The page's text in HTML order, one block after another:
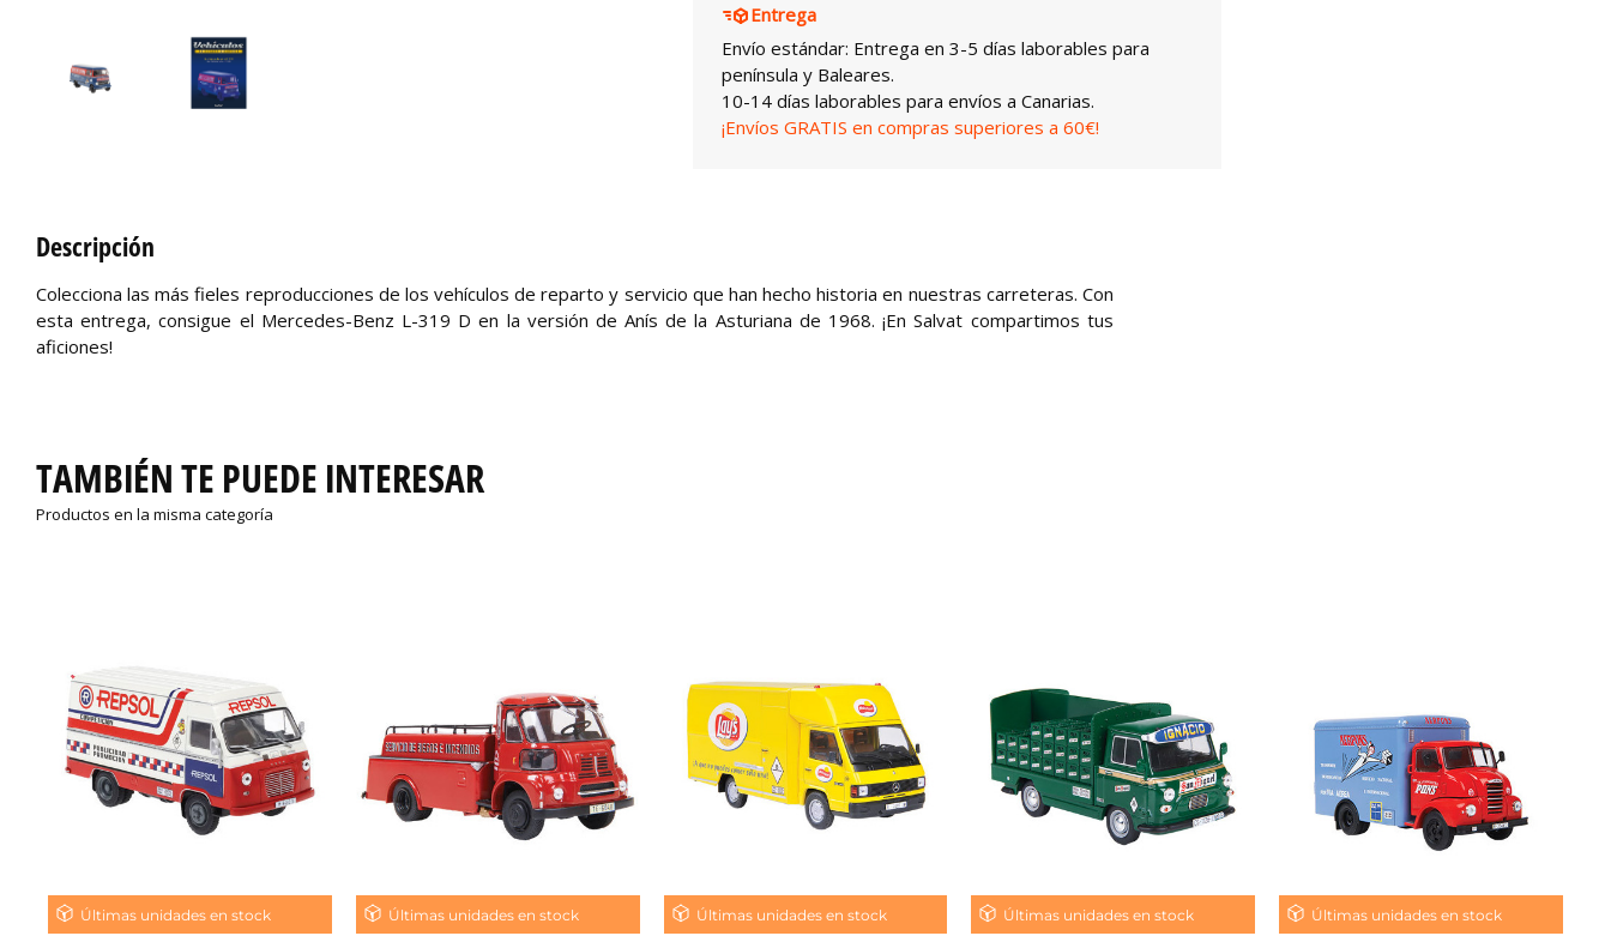
Entrega
Envío estándar: Entrega en 3-5 días laborables para
península y Baleares.
10-14 días laborables para envíos a Canarias.
¡Envíos GRATIS en compras superiores a 60€!
Descripción
Colecciona las más fieles reproducciones de los vehículos de reparto y servicio que han hecho historia en nuestras carreteras. Con
esta entrega, consigue el Mercedes-Benz L-319 D en la versión de Anís de la Asturiana de 1968. ¡En Salvat compartimos tus
aficiones!
TAMBIÉN TE PUEDE INTERESAR
Productos en la misma categoría
Últimas unidades en stock Últimas unidades en stock Últimas unidades en stock Últimas unidades en stock Últimas unidades en stock